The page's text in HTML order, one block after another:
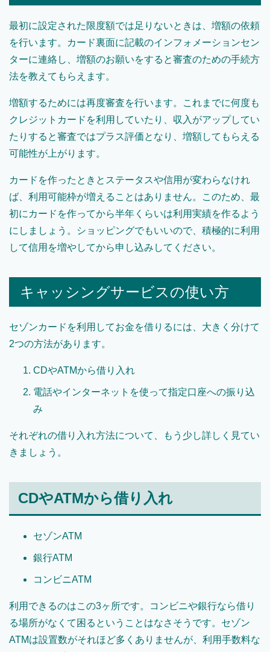
最初に設定された限度額では足りないときは、増額の依頼
を行います。カード裏面に記載のインフォメーションセン
ターに連絡し、増額のお願いをすると審査のための手続方
法を教えてもらえます。
増額するためには再度審査を行います。これまでに何度も
クレジットカードを利用していたり、収入がアップしてい
たりすると審査ではプラス評価となり、増額してもらえる
可能性が上がります。
カードを作ったときとステータスや信用が変わらなけれ
ば、利用可能枠が増えることはありません。このため、最
初にカードを作ってから半年くらいは利用実績を作るよう
にしましょう。ショッピングでもいいので、積極的に利用
して信用を増やしてから申し込みしてください。
キャッシングサービスの使い方
セゾンカードを利用してお金を借りるには、大きく分けて
2つの方法があります。
CDやATMから借り入れ
電話やインターネットを使って指定口座への振り込
み
それぞれの借り入れ方法について、もう少し詳しく見てい
きましょう。
CDやATMから借り入れ
セゾンATM
銀行ATM
コンビニATM
利用できるのはこの3ヶ所です。コンビニや銀行なら借り
る場所がなくて困るということはなさそうです。セゾン
ATMは設置数がそれほど多くありませんが、利用手数料な